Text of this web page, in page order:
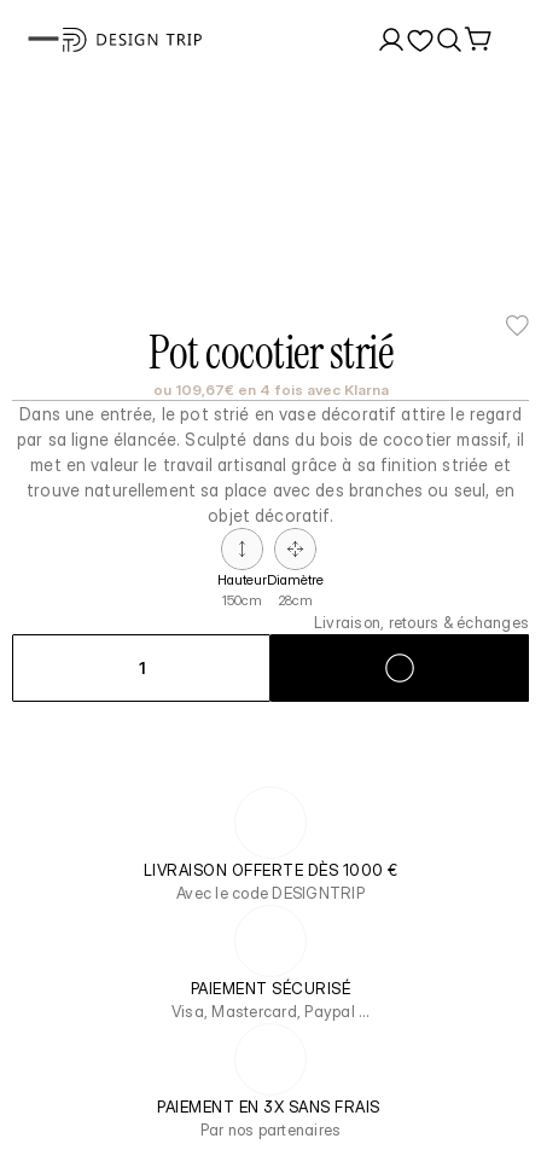
Pot cocotier strié
ou 109,67€ en 4 fois avec Klarna
Dans une entrée, le pot strié en vase décoratif attire le regard
par sa ligne élancée. Sculpté dans du bois de cocotier massif, il
met en valeur le travail artisanal grâce à sa finition striée et
trouve naturellement sa place avec des branches ou seul, en
objet décoratif.
Hauteur
150cm
Diamètre
28cm
Livraison, retours & échanges
1
LIVRAISON OFFERTE DÈS 1000 €
Avec le code DESIGNTRIP
PAIEMENT SÉCURISÉ
Visa, Mastercard, Paypal …
PAIEMENT EN 3X SANS FRAIS
Par nos partenaires